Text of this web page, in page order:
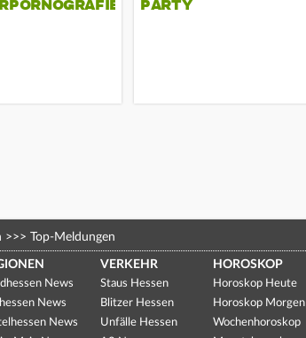
PARTY
>>> Top-Meldungen
News
News
News
VERKEHR
Staus Hessen
Blitzer Hessen
Unfälle Hessen
HOROSKOP
Horoskop Heute
Horoskop Morgen
Wochenhoroskop